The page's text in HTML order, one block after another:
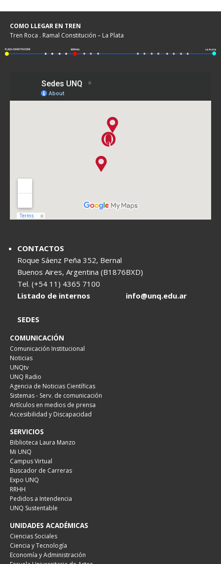
COMO LLEGAR EN TREN
Tren Roca . Ramal Constitución – La Plata
CONTACTOS
Roque Sáenz Peña 352, Bernal
Buenos Aires, Argentina (B1876BXD)
Tel. (+54 11) 4365 7100
Listado de internos
info@unq.edu.ar
SEDES
COMUNICACIÓN
Comunicación Institucional
Noticias
UNQtv
UNQ Radio
Agencia de Noticias Científicas
Sistemas - Serv. de comunicación
Artículos en medios de prensa
Accesibilidad y Discapacidad
SERVICIOS
Biblioteca Laura Manzo
Mi UNQ
Campus Virtual
Buscador de Carreras
Expo UNQ
RRHH
Pedidos a Intendencia
UNQ Sustentable
UNIDADES ACADÉMICAS
Ciencias Sociales
Ciencia y Tecnología
Economía y Administración